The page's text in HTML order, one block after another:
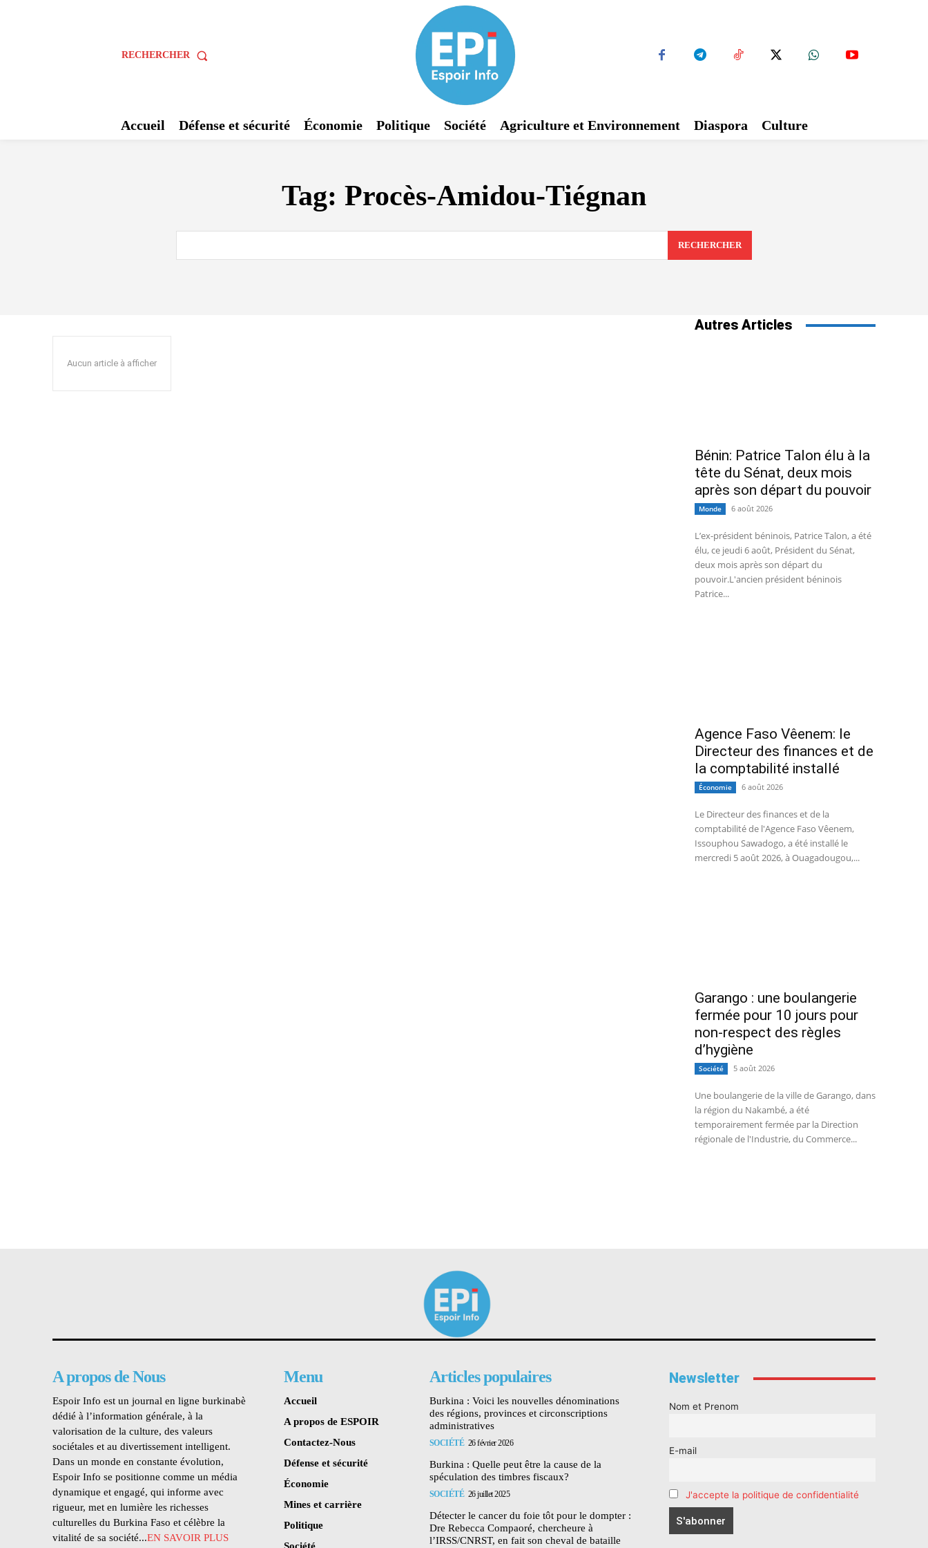
RECHERCHER
Accueil Défense et sécurité Économie Politique Société Agriculture et Environnement Diaspora Culture
Tag: Procès-Amidou-Tiégnan
RECHERCHER
Aucun article à afficher
Autres Articles
Bénin: Patrice Talon élu à la
tête du Sénat, deux mois
après son départ du pouvoir
Monde 6 août 2026
L’ex-président béninois, Patrice Talon, a été
élu, ce jeudi 6 août, Président du Sénat,
deux mois après son départ du
pouvoir.L'ancien président béninois
Patrice...
Agence Faso Vêenem: le
Directeur des finances et de
la comptabilité installé
Économie 6 août 2026
Le Directeur des finances et de la
comptabilité de l'Agence Faso Vêenem,
Issouphou Sawadogo, a été installé le
mercredi 5 août 2026, à Ouagadougou,...
Garango : une boulangerie
fermée pour 10 jours pour
non-respect des règles
d’hygiène
Société 5 août 2026
Une boulangerie de la ville de Garango, dans
la région du Nakambé, a été
temporairement fermée par la Direction
régionale de l'Industrie, du Commerce...
A propos de Nous
Espoir Info est un journal en ligne burkinabè
dédié à l’information générale, à la
valorisation de la culture, des valeurs
sociétales et au divertissement intelligent.
Dans un monde en constante évolution,
Espoir Info se positionne comme un média
dynamique et engagé, qui informe avec
rigueur, met en lumière les richesses
culturelles du Burkina Faso et célèbre la
vitalité de sa société...EN SAVOIR PLUS
Menu
Accueil
A propos de ESPOIR
Contactez-Nous
Défense et sécurité
Économie
Mines et carrière
Politique
Articles populaires
Burkina : Voici les nouvelles dénominations
des régions, provinces et circonscriptions
administratives
SOCIÉTÉ 26 février 2026
Burkina : Quelle peut être la cause de la
spéculation des timbres fiscaux?
SOCIÉTÉ 26 juillet 2025
Détecter le cancer du foie tôt pour le dompter :
Dre Rebecca Compaoré, chercheure à
l’IRSS/CNRST, en fait son cheval de bataille
Newsletter
Nom et Prenom
E-mail
J'accepte la politique de confidentialité